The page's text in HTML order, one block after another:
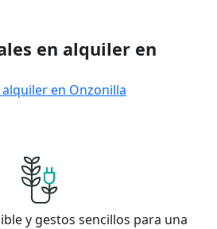
en alquiler en
en Onzonilla
y gestos sencillos para una